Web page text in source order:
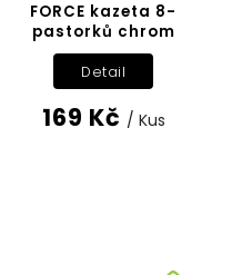
FORCE kazeta 8-
pastorků chrom
169 Kč / Kus
Detail